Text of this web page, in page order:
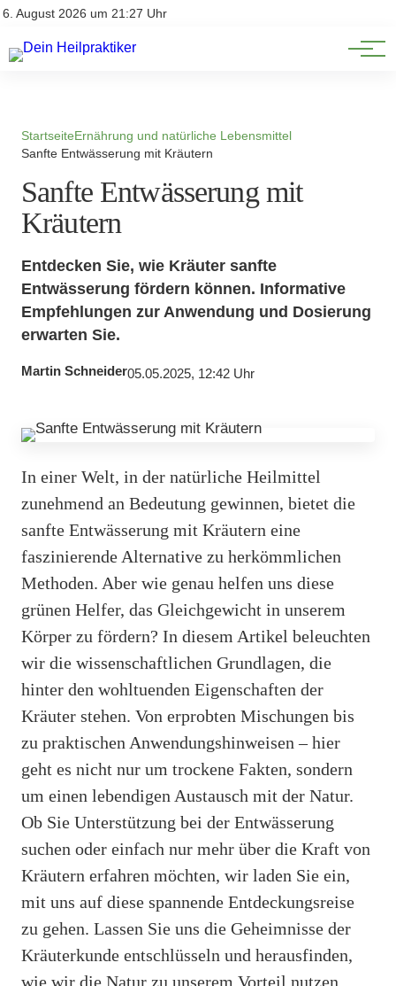
6. August 2026 um 21:27 Uhr
Impressum
Natürliche Medizin
Heilpflanzen & Kräuterkunde
StartseiteErnährung und natürliche Lebensmittel
Sanfte Entwässerung mit Kräutern
Sanfte Entwässerung mit
Kräutern
Entdecken Sie, wie Kräuter sanfte
Entwässerung fördern können. Informative
Empfehlungen zur Anwendung und Dosierung
erwarten Sie.
Martin Schneider05.05.2025, 12:42 Uhr
In einer Welt, in der natürliche Heilmittel
zunehmend an Bedeutung gewinnen, bietet die
sanfte Entwässerung mit Kräutern eine
faszinierende Alternative zu herkömmlichen
Methoden. Aber wie genau helfen uns diese
grünen Helfer, das Gleichgewicht in unserem
Körper zu fördern? In diesem Artikel beleuchten
wir die wissenschaftlichen Grundlagen, die
hinter den wohltuenden Eigenschaften der
Kräuter stehen. Von erprobten Mischungen bis
zu praktischen Anwendungshinweisen – hier
geht es nicht nur um trockene Fakten, sondern
um einen lebendigen Austausch mit der Natur.
Ob Sie Unterstützung bei der Entwässerung
suchen oder einfach nur mehr über die Kraft von
Kräutern erfahren möchten, wir laden Sie ein,
mit uns auf diese spannende Entdeckungsreise
zu gehen. Lassen Sie uns die Geheimnisse der
Kräuterkunde entschlüsseln und herausfinden,
wie wir die Natur zu unserem Vorteil nutzen